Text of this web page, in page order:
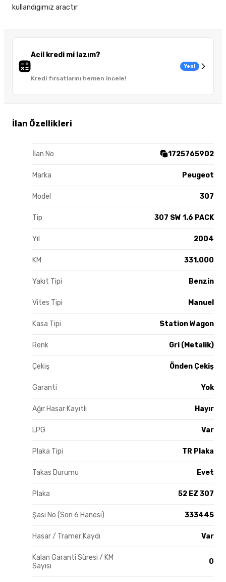
Acil kredi mi lazım?
Kredi fırsatlarını hemen incele!
Yeni
İlan Özellikleri
İlan No 1725765902
Marka Peugeot
Model 307
Tip 307 SW 1.6 PACK
Yıl 2004
KM 331.000
Yakıt Tipi Benzin
Vites Tipi Manuel
Kasa Tipi Station Wagon
Renk Gri (Metalik)
Çekiş Önden Çekiş
Garanti Yok
Ağır Hasar Kayıtlı Hayır
LPG Var
Plaka Tipi TR Plaka
Takas Durumu Evet
Plaka 52 EZ 307
Şasi No (Son 6 Hanesi) 333445
Hasar / Tramer Kaydı Var
Kalan Garanti Süresi / KM
Sayısı
0
kullandıgımız aractır